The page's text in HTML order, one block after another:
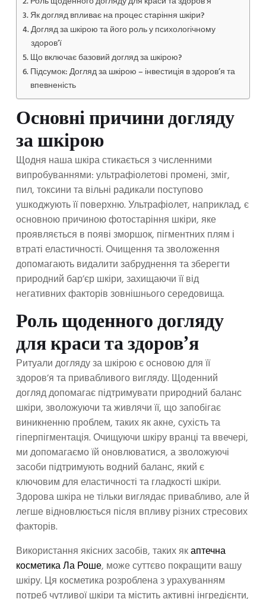
Як догляд впливає на процес старіння шкіри?
Догляд за шкірою та його роль у психологічному
здоров’ї
Що включає базовий догляд за шкірою?
Підсумок: Догляд за шкірою – інвестиція в здоров’я та
впевненість
Основні причини догляду
за шкірою
Щодня наша шкіра стикається з численними
випробуваннями: ультрафіолетові промені, зміг,
пил, токсини та вільні радикали поступово
ушкоджують її поверхню. Ультрафіолет, наприклад, є
основною причиною фотостаріння шкіри, яке
проявляється в появі зморшок, пігментних плям і
втраті еластичності. Очищення та зволоження
допомагають видалити забруднення та зберегти
природний бар’єр шкіри, захищаючи її від
негативних факторів зовнішнього середовища.
Роль щоденного догляду
для краси та здоров’я
Ритуали догляду за шкірою є основою для її
здоров’я та привабливого вигляду. Щоденний
догляд допомагає підтримувати природний баланс
шкіри, зволожуючи та живлячи її, що запобігає
виникненню проблем, таких як акне, сухість та
гіперпігментація. Очищуючи шкіру вранці та ввечері,
ми допомагаємо їй оновлюватися, а зволожуючі
засоби підтримують водний баланс, який є
ключовим для еластичності та гладкості шкіри.
Здорова шкіра не тільки виглядає привабливо, але й
легше відновлюється після впливу різних стресових
факторів.
Використання якісних засобів, таких якаптечна
косметика Ла Роше, може суттєво покращити вашу
шкіру. Ця косметика розроблена з урахуванням
потреб чутливої шкіри та містить активні інгредієнти,